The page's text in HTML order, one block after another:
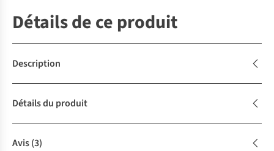
Détails de ce produit
Description
Détails du produit
Avis(3)